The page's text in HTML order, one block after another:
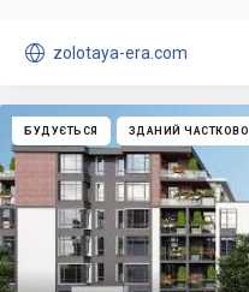
 zolotaya-era.com
БУДУЄТЬСЯ ЗДАНИЙ ЧАСТКОВО